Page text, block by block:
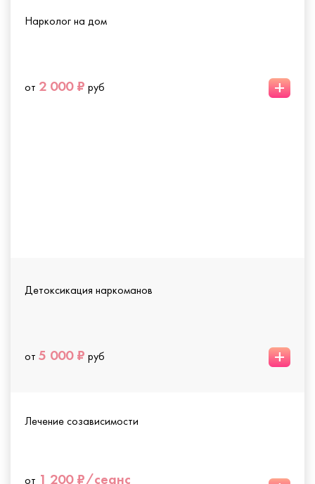
Нарколог на дом
от 2 000 ₽ руб +
Детоксикация наркоманов
от 5 000 ₽ руб +
Лечение созависимости
от 1 200 ₽/сеанс